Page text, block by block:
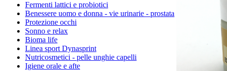
Fermenti lattici e probiotici
Benessere uomo e donna - vie urinarie - prostata
Protezione occhi
Sonno e relax
Bioma life
Linea sport Dynasprint
Nutricosmetici - pelle unghie capelli
Igiene orale e afte